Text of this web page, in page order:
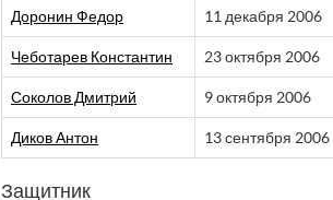
Доронин Федор 11 декабря 2006
Чеботарев Константин 23 октября 2006
Соколов Дмитрий 9 октября 2006
Диков Антон 13 сентября 2006
Защитник